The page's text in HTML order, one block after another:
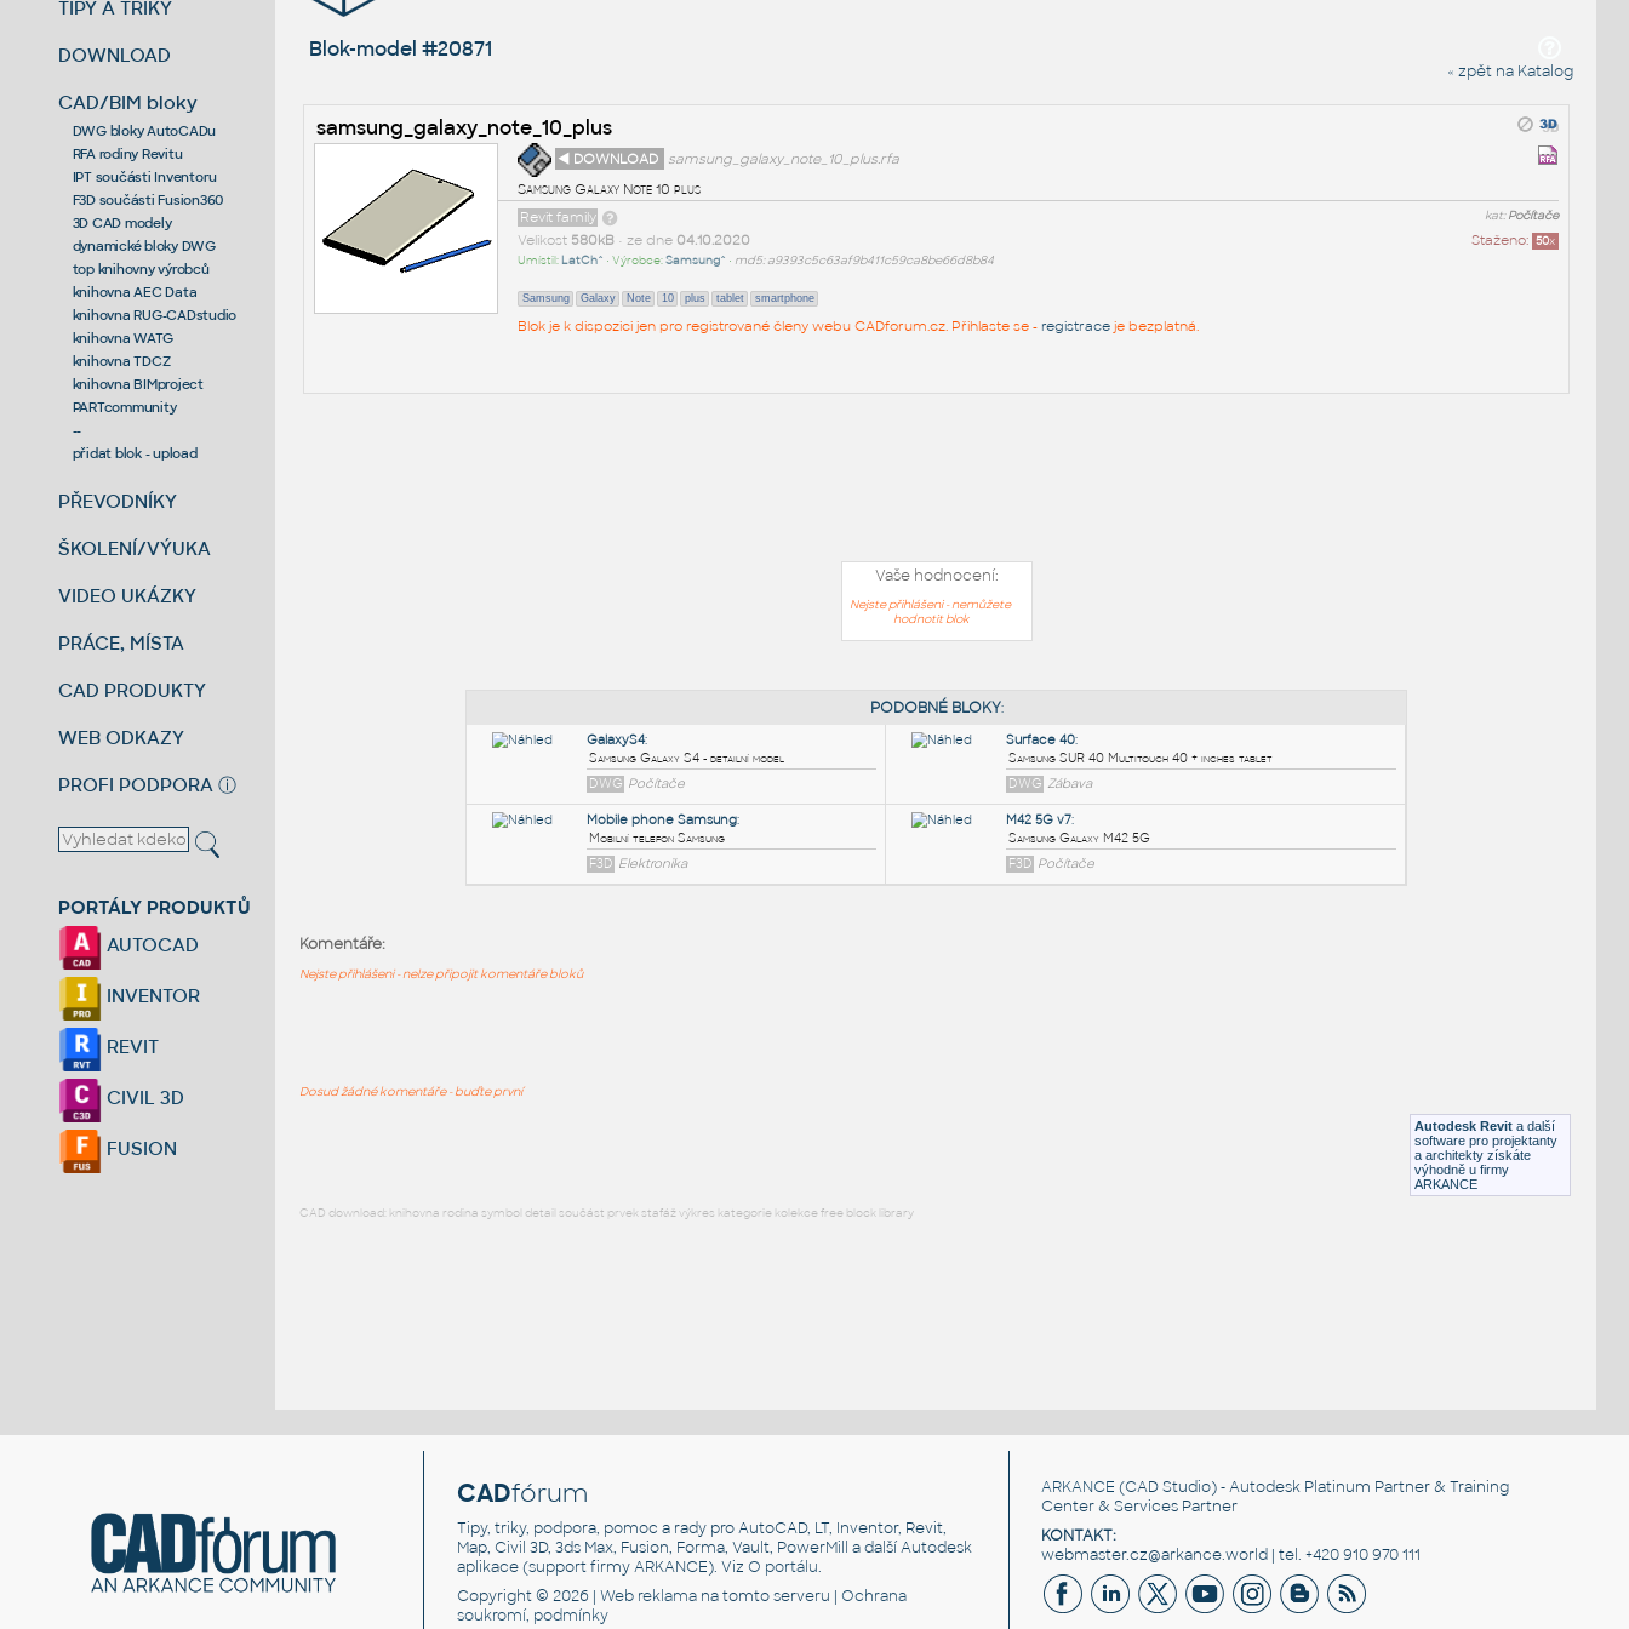
TIPY A TRIKY
DOWNLOAD
CAD/BIM bloky
DWG bloky AutoCADu
RFA rodiny Revitu
IPT součásti Inventoru
F3D součásti Fusion360
3D CAD modely
dynamické bloky DWG
top knihovny výrobců
knihovna AEC Data
knihovna RUG-CADstudio
knihovna WATG
knihovna TDCZ
knihovna BIMproject
PARTcommunity
--
přidat blok - upload
PŘEVODNÍKY
ŠKOLENÍ/VÝUKA
VIDEO UKÁZKY
PRÁCE, MÍSTA
CAD PRODUKTY
WEB ODKAZY
PROFI PODPORA ⓘ
PORTÁLY PRODUKTŮ
AUTOCAD
INVENTOR
REVIT
CIVIL 3D
FUSION
Blok-model #20871
« zpět na Katalog
samsung_galaxy_note_10_plus
◄ DOWNLOAD
samsung_galaxy_note_10_plus.rfa
Samsung Galaxy Note 10 plus
kat:Počítače
Revit family
Staženo: 50x
Velikost 580kB• ze dne 04.10.2020
Umístil: LatCh^ • Výrobce:Samsung^ • md5: a9393c5c63af9b411c59ca8be66d8b84
Samsung Galaxy Note 10 plus tablet smartphone
Blok je k dispozici jen pro registrované členy webu CADforum.cz. Přihlaste se - registraceje bezplatná.
Vaše hodnocení:
Nejste přihlášeni - nemůžete
hodnotit blok
Autodesk Revit a další
software pro projektanty
a architekty získáte
výhodně u firmy
ARKANCE
Komentáře:
Nejste přihlášeni - nelze připojit komentáře bloků
Dosud žádné komentáře - buďte první
CAD download: knihovna rodina symbol detail součást prvek stafáž výkres kategorie kolekce free block library
CADfórum
Tipy, triky, podpora, pomoc a rady pro AutoCAD, LT, Inventor, Revit,
Map, Civil 3D, 3ds Max, Fusion, Forma, Vault, PowerMill a další Autodesk
aplikace (support firmy ARKANCE). VizO portálu.
Copyright © 2026 |Web reklama na tomto serveru |Ochrana
soukromí, podmínky
ARKANCE (CAD Studio) - Autodesk Platinum Partner & Training
Center & Services Partner
KONTAKT:
webmaster.cz@arkance.world | tel. +420 910 970 111